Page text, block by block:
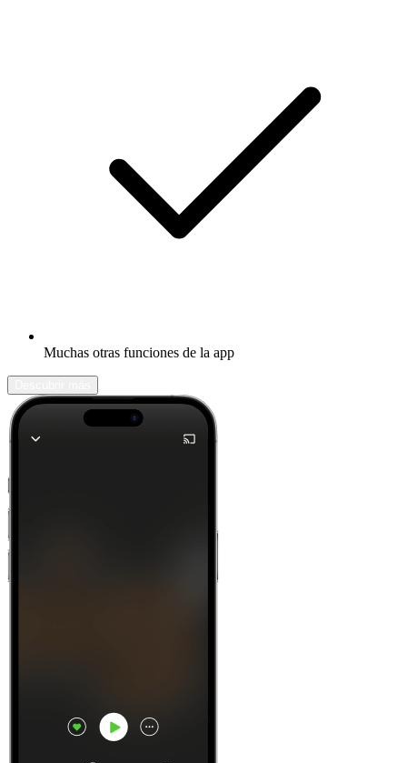
Muchas otras funciones de la app